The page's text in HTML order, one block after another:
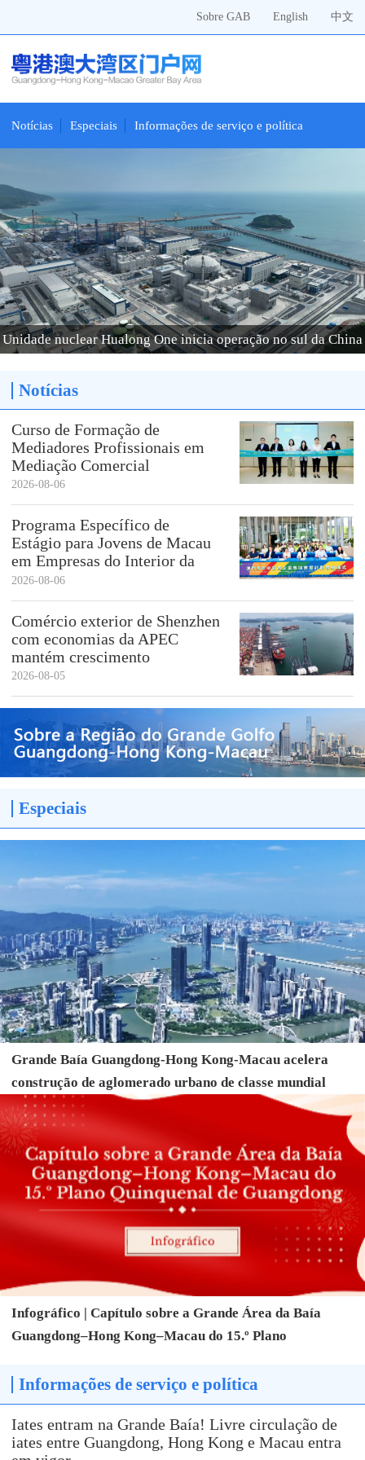
中文
English
Sobre GAB
Notícias Especiais Informações de serviço e política
Unidade nuclear Hualong One inicia operação no sul da China
Vinte e uma empresas da Região da Grande Baía Guangdong-
Hong Kong-Macau integram a lista Fortune Global 500
Notícias
Curso de Formação de
Mediadores Profissionais em
Mediação Comercial
Internacional realizado em
Hengqin | Explorando a
formação de talentos para a
mediação transfronteiriça
2026-08-06
Programa Específico de
Estágio para Jovens de Macau
em Empresas do Interior da
China com Negócios nos Países
de Língua Portuguesa e
Espanhola é Lançado
2026-08-06
Comércio exterior de Shenzhen
com economias da APEC
mantém crescimento
2026-08-05
Especiais
Grande Baía Guangdong-Hong Kong-Macau acelera
construção de aglomerado urbano de classe mundial
Infográfico | Capítulo sobre a Grande Área da Baía
Guangdong–Hong Kong–Macau do 15.º Plano
Informações de serviço e política
Iates entram na Grande Baía! Livre circulação de
iates entre Guangdong, Hong Kong e Macau entra